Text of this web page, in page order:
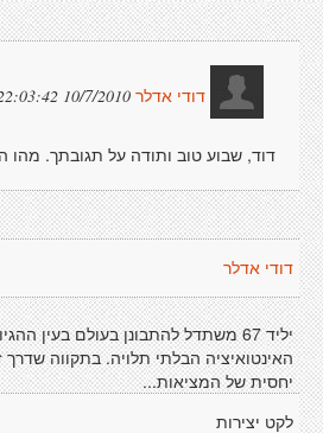
דודי אדלר 10/7/2010 22:03:42
דוד, שבוע טוב ותודה על תגובתך. מהו
דודי אדלר
יליד 67 משתדל להתבונן בעולם בעין
האינטואיציה הבלתי תלויה. בתקווה
יחסית של המציאות...
לקט יצירות